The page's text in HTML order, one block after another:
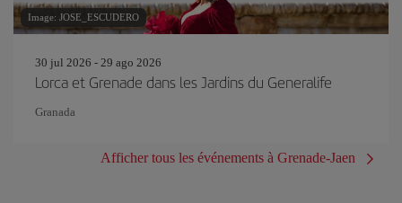
Image: JOSE_ESCUDERO
30 jul 2026 - 29 ago 2026
Lorca et Grenade dans les Jardins du Generalife
Granada
Afficher tous les événements à Grenade-Jaen